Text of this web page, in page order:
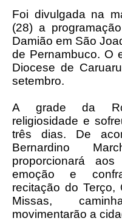
Foi divulgada na
(28) a
Damião em São
de Pernambuco. O
Diocese de
setembro.
A grade da
religiosidade e
três dias. De
Bernardino
proporcionará
emoção e
recitação do Terço,
Missas,
movimentarão a